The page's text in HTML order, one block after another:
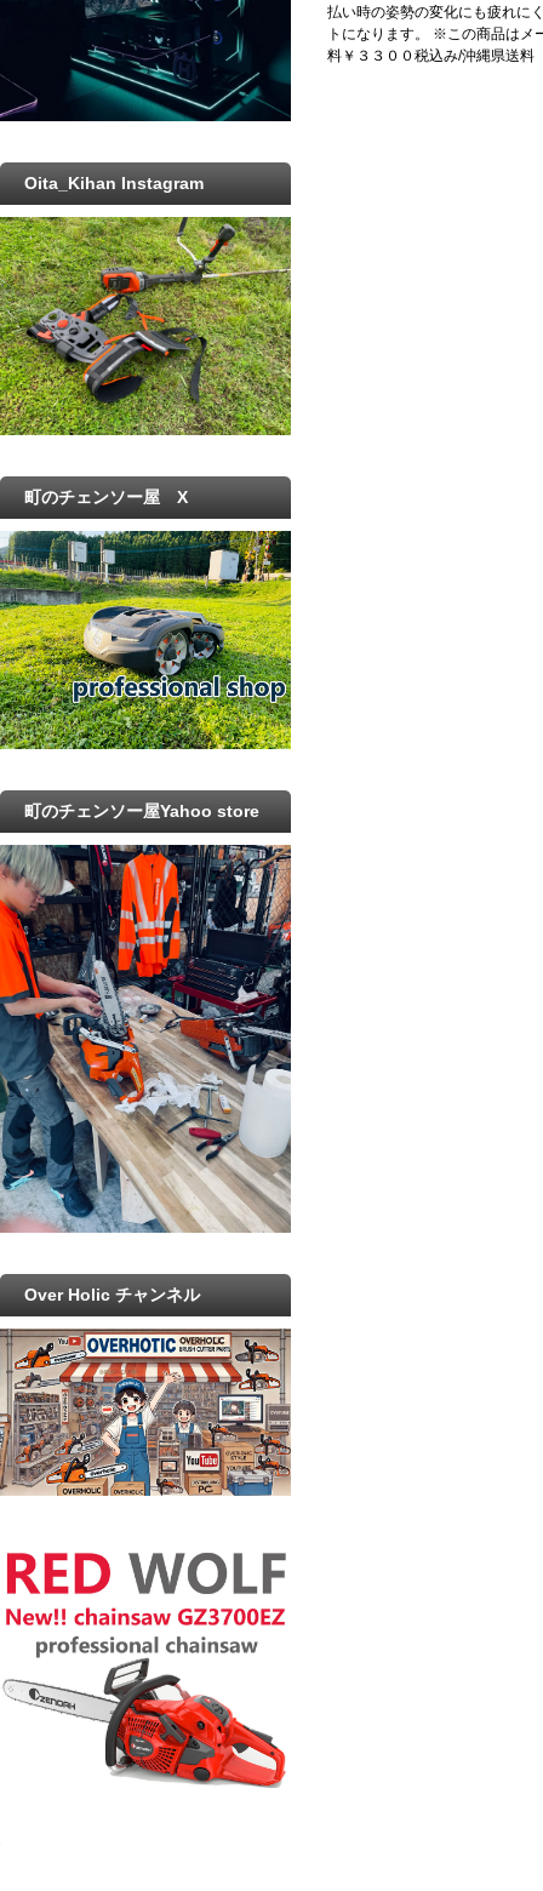
払い時の姿勢の変化にも疲れに
トになります。 ※この商品は
料￥３３００税込み/沖縄県送
Oita_Kihan Instagram
町のチェンソー屋 X
町のチェンソー屋Yahoo store
Over Holic チャンネル